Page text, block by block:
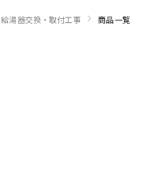
給湯器交換・取付工事 › 商品一覧